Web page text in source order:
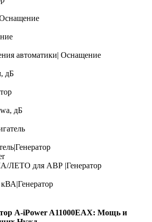
автоматики| Оснащение
дБ
дБ
ЛЕТО для АВР |Генератор
A-iPower A11000EAX: Мощь и